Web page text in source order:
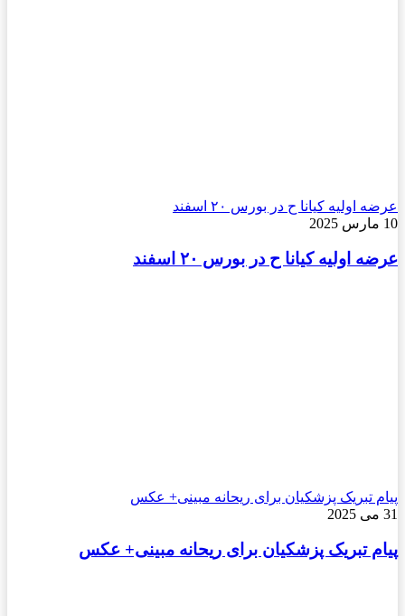
عرضه اولیه کیانا ح در بورس ۲۰ اسفند
10 مارس 2025
عرضه اولیه کیانا ح در بورس ۲۰ اسفند
پیام تبریک پزشکیان برای ریحانه مبینی+ عکس
31 می 2025
پیام تبریک پزشکیان برای ریحانه مبینی+ عکس